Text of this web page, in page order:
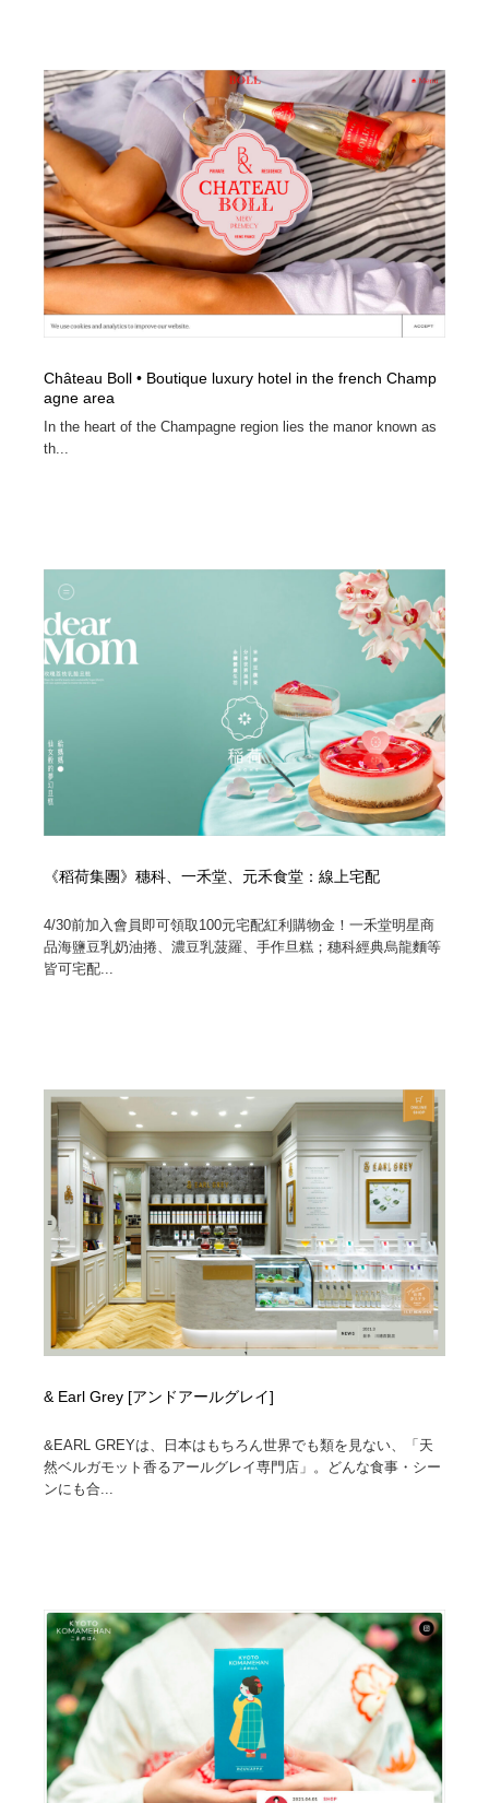
Château Boll • Boutique luxury hotel in the french Champ
agne area
In the heart of the Champagne region lies the manor known as
th...
《稻荷集團》穗科、一禾堂、元禾食堂：線上宅配
4/30前加入會員即可領取100元宅配紅利購物金！一禾堂明星商
品海鹽豆乳奶油捲、濃豆乳菠羅、手作旦糕；穗科經典烏龍麵等
皆可宅配...
& Earl Grey [アンドアールグレイ]
&EARL GREYは、日本はもちろん世界でも類を見ない、「天
然ベルガモット香るアールグレイ専門店」。どんな食事・シー
ンにも合...